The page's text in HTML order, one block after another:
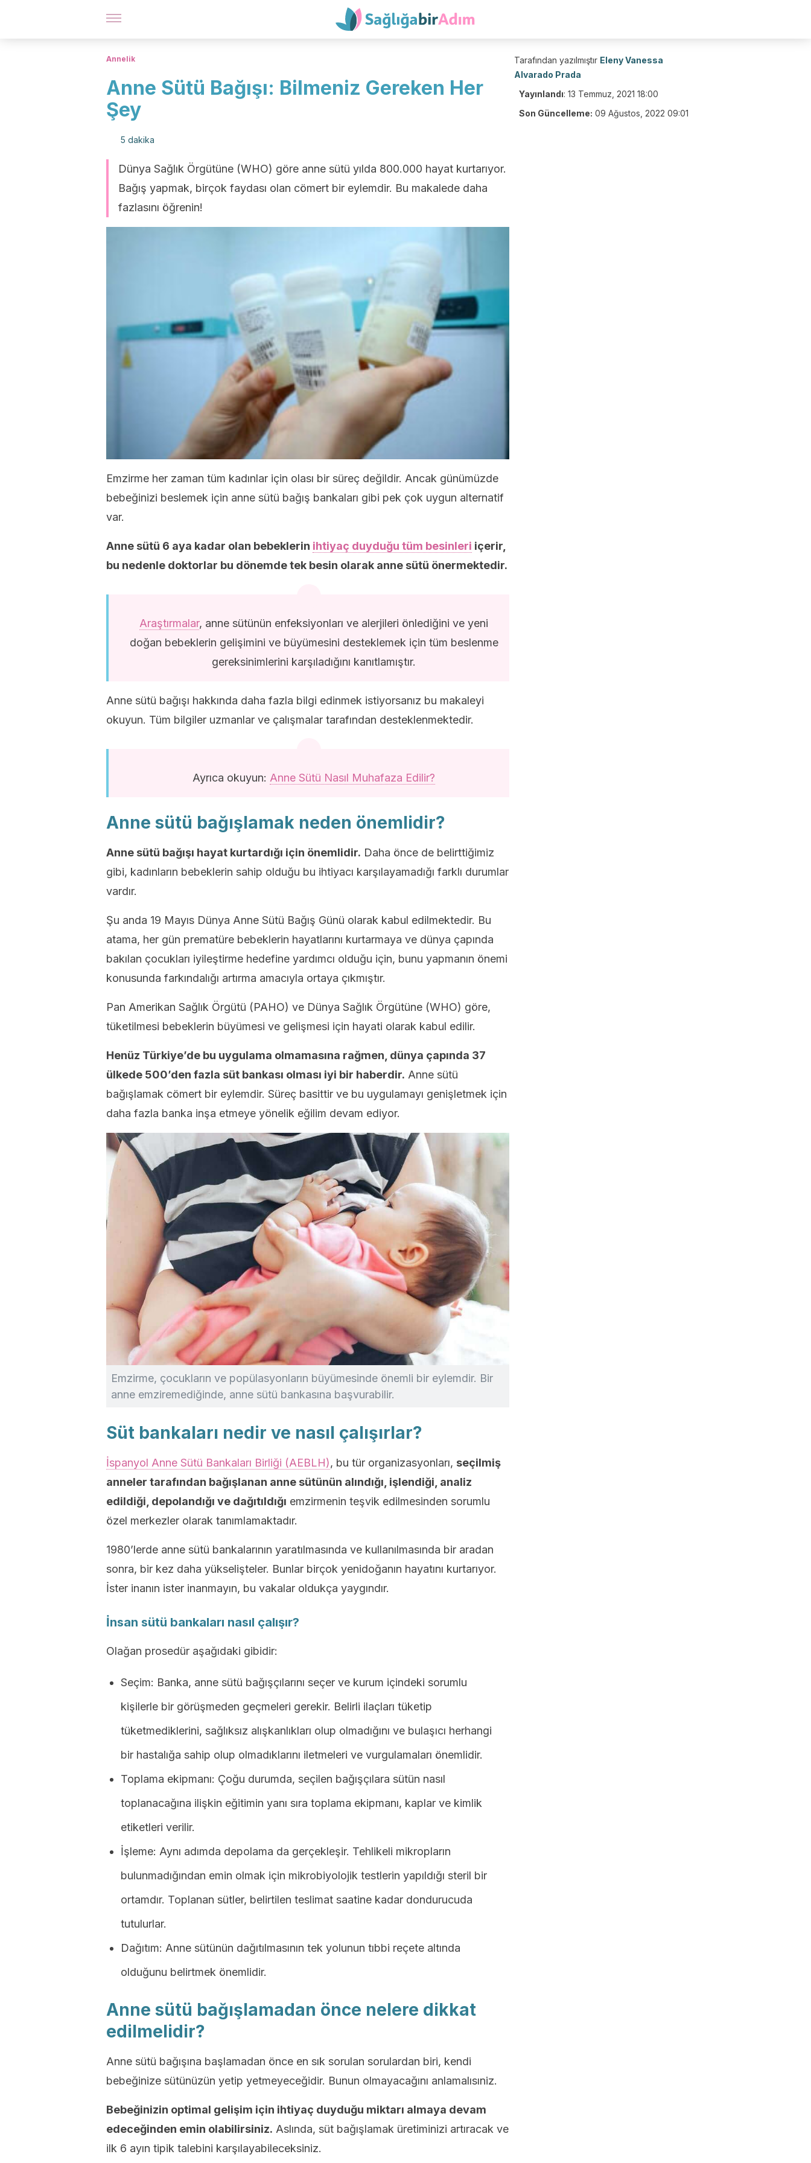
Annelik
Anne Sütü Bağışı: Bilmeniz Gereken Her
Şey
5 dakika
Dünya Sağlık Örgütüne (WHO) göre anne sütü yılda 800.000 hayat kurtarıyor.
Bağış yapmak, birçok faydası olan cömert bir eylemdir. Bu makalede daha
fazlasını öğrenin!
Emzirme her zaman tüm kadınlar için olası bir süreç değildir. Ancak günümüzde
bebeğinizi beslemek için anne sütü bağış bankaları gibi pek çok uygun alternatif
var.
Anne sütü 6 aya kadar olan bebeklerin ihtiyaç duyduğu tüm besinleri içerir,
bu nedenle doktorlar bu dönemde tek besin olarak anne sütü önermektedir.
Araştırmalar, anne sütünün enfeksiyonları ve alerjileri önlediğini ve yeni
doğan bebeklerin gelişimini ve büyümesini desteklemek için tüm beslenme
gereksinimlerini karşıladığını kanıtlamıştır.
Anne sütü bağışı hakkında daha fazla bilgi edinmek istiyorsanız bu makaleyi
okuyun. Tüm bilgiler uzmanlar ve çalışmalar tarafından desteklenmektedir.
Ayrıca okuyun: Anne Sütü Nasıl Muhafaza Edilir?
Anne sütü bağışlamak neden önemlidir?
Anne sütü bağışı hayat kurtardığı için önemlidir. Daha önce de belirttiğimiz
gibi, kadınların bebeklerin sahip olduğu bu ihtiyacı karşılayamadığı farklı durumlar
vardır.
Şu anda 19 Mayıs Dünya Anne Sütü Bağış Günü olarak kabul edilmektedir. Bu
atama, her gün prematüre bebeklerin hayatlarını kurtarmaya ve dünya çapında
bakılan çocukları iyileştirme hedefine yardımcı olduğu için, bunu yapmanın önemi
konusunda farkındalığı artırma amacıyla ortaya çıkmıştır.
Pan Amerikan Sağlık Örgütü (PAHO) ve Dünya Sağlık Örgütüne (WHO) göre,
tüketilmesi bebeklerin büyümesi ve gelişmesi için hayati olarak kabul edilir.
Henüz Türkiye’de bu uygulama olmamasına rağmen, dünya çapında 37
ülkede 500’den fazla süt bankası olması iyi bir haberdir. Anne sütü
bağışlamak cömert bir eylemdir. Süreç basittir ve bu uygulamayı genişletmek için
daha fazla banka inşa etmeye yönelik eğilim devam ediyor.
Emzirme, çocukların ve popülasyonların büyümesinde önemli bir eylemdir. Bir
anne emziremediğinde, anne sütü bankasına başvurabilir.
Süt bankaları nedir ve nasıl çalışırlar?
İspanyol Anne Sütü Bankaları Birliği (AEBLH), bu tür organizasyonları, seçilmiş
anneler tarafından bağışlanan anne sütünün alındığı, işlendiği, analiz
edildiği, depolandığı ve dağıtıldığı emzirmenin teşvik edilmesinden sorumlu
özel merkezler olarak tanımlamaktadır.
1980’lerde anne sütü bankalarının yaratılmasında ve kullanılmasında bir aradan
sonra, bir kez daha yükselişteler. Bunlar birçok yenidoğanın hayatını kurtarıyor.
İster inanın ister inanmayın, bu vakalar oldukça yaygındır.
İnsan sütü bankaları nasıl çalışır?
Olağan prosedür aşağıdaki gibidir:
Seçim: Banka, anne sütü bağışçılarını seçer ve kurum içindeki sorumlu
kişilerle bir görüşmeden geçmeleri gerekir. Belirli ilaçları tüketip
tüketmediklerini, sağlıksız alışkanlıkları olup olmadığını ve bulaşıcı herhangi
bir hastalığa sahip olup olmadıklarını iletmeleri ve vurgulamaları önemlidir.
Toplama ekipmanı: Çoğu durumda, seçilen bağışçılara sütün nasıl
toplanacağına ilişkin eğitimin yanı sıra toplama ekipmanı, kaplar ve kimlik
etiketleri verilir.
İşleme: Aynı adımda depolama da gerçekleşir. Tehlikeli mikropların
bulunmadığından emin olmak için mikrobiyolojik testlerin yapıldığı steril bir
ortamdır. Toplanan sütler, belirtilen teslimat saatine kadar dondurucuda
tutulurlar.
Dağıtım: Anne sütünün dağıtılmasının tek yolunun tıbbi reçete altında
olduğunu belirtmek önemlidir.
Anne sütü bağışlamadan önce nelere dikkat
edilmelidir?
Anne sütü bağışına başlamadan önce en sık sorulan sorulardan biri, kendi
bebeğinize sütünüzün yetip yetmeyeceğidir. Bunun olmayacağını anlamalısıniz.
Bebeğinizin optimal gelişim için ihtiyaç duyduğu miktarı almaya devam
edeceğinden emin olabilirsiniz. Aslında, süt bağışlamak üretiminizi artıracak ve
ilk 6 ayın tipik talebini karşılayabileceksiniz.
Tarafından yazılmıştır Eleny Vanessa
Alvarado Prada
Yayınlandı: 13 Temmuz, 2021 18:00
Son Güncelleme: 09 Ağustos, 2022 09:01